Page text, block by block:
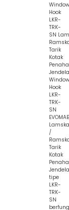
Window
Hook
LKR-
TRK-
SN
Tarik
Kotak
Jendela
Window
Hook
LKR-
TRK-
SN
EVOMAB
/
Tarik
Kotak
Jendela
tipe
LKR-
TRK-
SN